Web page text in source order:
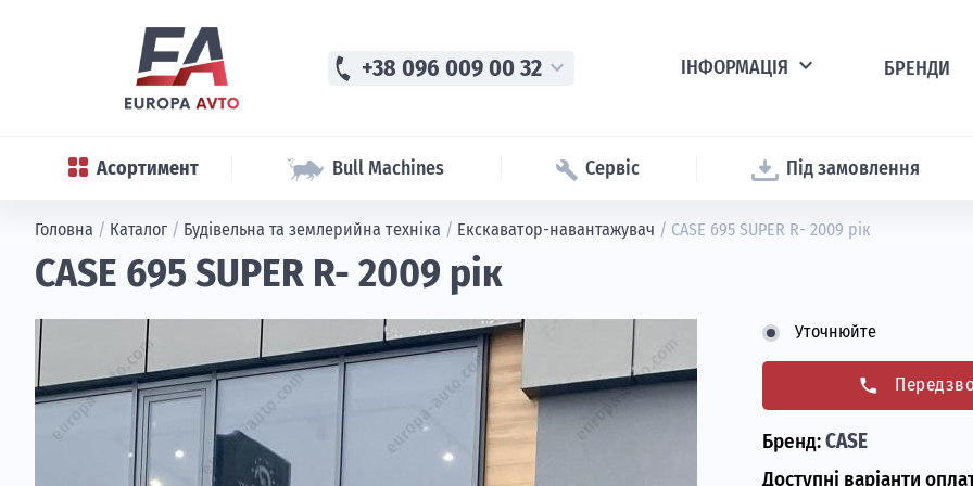
phone +38 096 009 00 32 expand_more ІНФОРМАЦІЯ expand_more БРЕНДИ
Асортимент Bull Machines Сервіс Під замовлення
Головна / Каталог / Будівельна та землерийна техніка / Екскаватор-навантажувач / CASE 695 SUPER R- 2009 рік
CASE 695 SUPER R- 2009 рік
Уточнюйте
phone
Бренд:CASE
Доступні варіанти